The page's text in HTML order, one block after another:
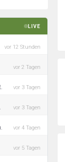
LIVE
vor 12 Stunden
vor 2 Tagen
vor 3 Tagen
vor 3 Tagen
vor 4 Tagen
vor 5 Tagen